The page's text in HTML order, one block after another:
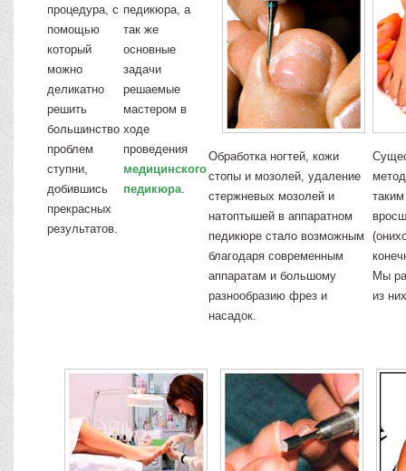
процедура, с
помощью
который
можно
деликатно
решить
большинство
проблем
ступни,
добившись
прекрасных
результатов.
педикюра, а
так же
основные
задачи
решаемые
мастером в
ходе
проведения
медицинского
педикюра.
Обработка ногтей, кожи
стопы и мозолей, удаление
стержневых мозолей и
натоптышей в аппаратном
педикюре стало возможным
благодаря современным
аппаратам и большому
разнообразию фрез и
насадок.
Мы
из